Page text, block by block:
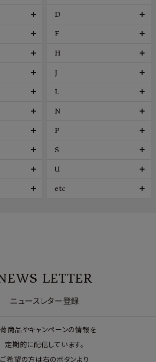
D
F
H
J
L
N
P
S
U
etc
LETTER
ニュースレター登録
商品やキャンペーンの情報を
定期的に配信しています。
ご希望の方は右のボタンより